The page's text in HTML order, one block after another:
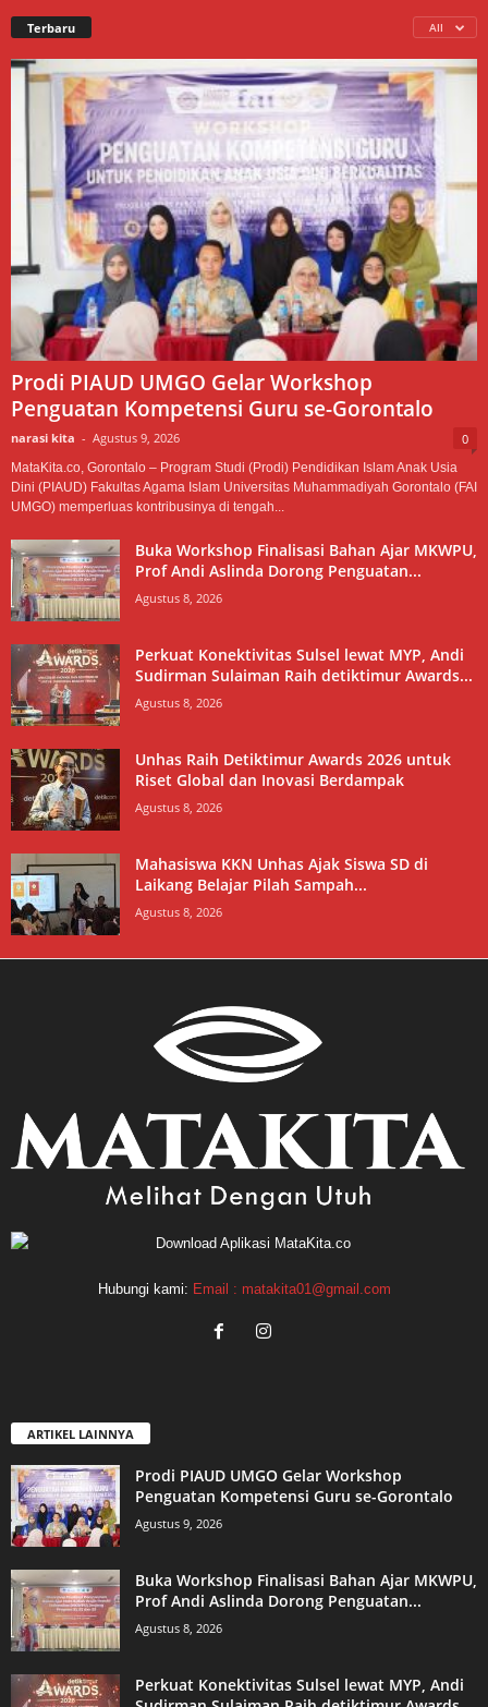
Terbaru All
Prodi PIAUD UMGO Gelar Workshop
Penguatan Kompetensi Guru se-Gorontalo
narasi kita - Agustus 9, 2026 0
MataKita.co, Gorontalo – Program Studi (Prodi) Pendidikan Islam Anak Usia
Dini (PIAUD) Fakultas Agama Islam Universitas Muhammadiyah Gorontalo (FAI
UMGO) memperluas kontribusinya di tengah...
Buka Workshop Finalisasi Bahan Ajar MKWPU,
Prof Andi Aslinda Dorong Penguatan...
Agustus 8, 2026
Perkuat Konektivitas Sulsel lewat MYP, Andi
Sudirman Sulaiman Raih detiktimur Awards...
Agustus 8, 2026
Unhas Raih Detiktimur Awards 2026 untuk
Riset Global dan Inovasi Berdampak
Agustus 8, 2026
Mahasiswa KKN Unhas Ajak Siswa SD di
Laikang Belajar Pilah Sampah...
Agustus 8, 2026
Hubungi kami: Email : matakita01@gmail.com
ARTIKEL LAINNYA
Prodi PIAUD UMGO Gelar Workshop
Penguatan Kompetensi Guru se-Gorontalo
Agustus 9, 2026
Buka Workshop Finalisasi Bahan Ajar MKWPU,
Prof Andi Aslinda Dorong Penguatan...
Agustus 8, 2026
Perkuat Konektivitas Sulsel lewat MYP, Andi